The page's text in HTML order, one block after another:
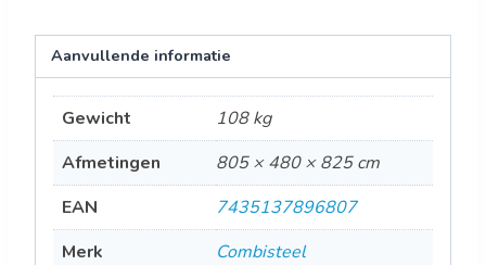
Aanvullende informatie
Gewicht
108 kg
Afmetingen
805 × 480 × 825 cm
EAN
7435137896807
Merk
Combisteel